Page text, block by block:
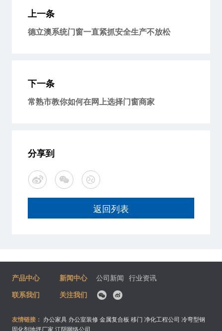
上一条
德立澳系统门窗一直紧抓安全生产不放松
下一条
常熟市教你如何在网上选择门窗商家
分享到
返回列表
产品中心 新闻中心 公司新闻 行业资讯
联系我们
关注我们
友情链接： 办公家具 办公室装修 金属复合板 移门 净化工程公司 冷弯型钢
固化剂地坪厂家 江阴网络公司